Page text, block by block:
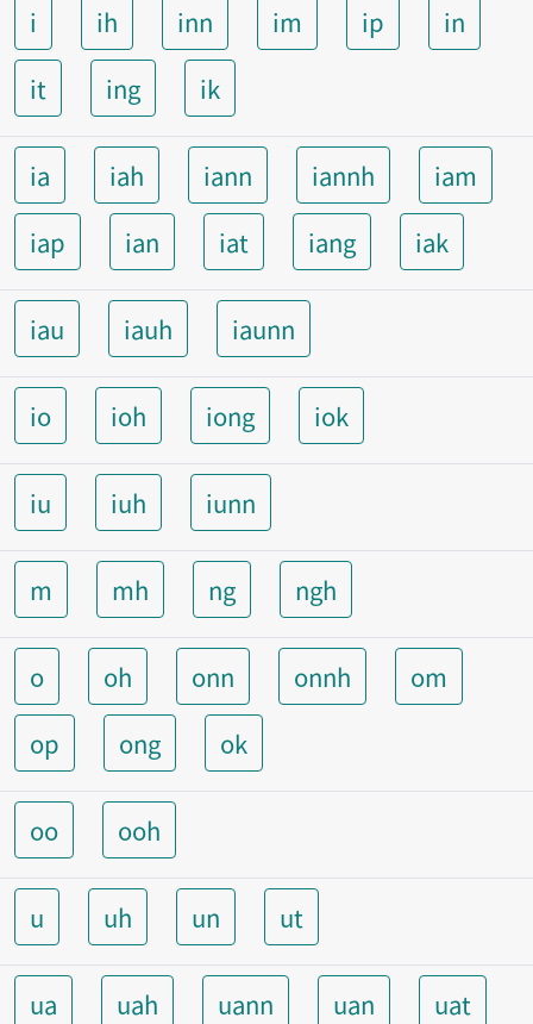
i ih inn im ip
in
it
ing ik
ia iah iann iannh
iam
iap
ian iat iang iak
iau iauh iaunn
io ioh iong iok
iu iuh iunn
m mh ng ngh
o oh onn onnh
om
op
ong ok
oo ooh
u uh un ut
ua uah uann uan
uat